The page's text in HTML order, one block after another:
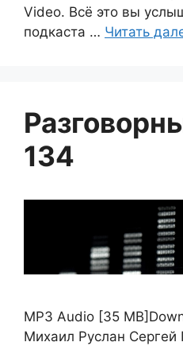
Video. Всё это вы
подкаста … Читать
134
MP3 Audio [35
Михаил Руслан Сергей